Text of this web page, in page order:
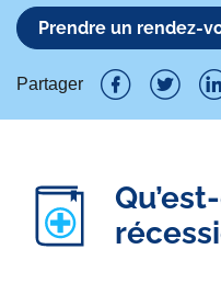
Prendre un rendez-
Partager
P
P
r
t
P
r
t